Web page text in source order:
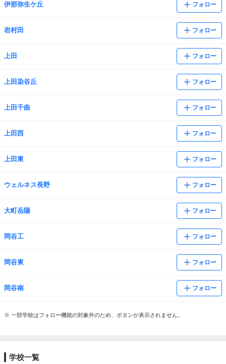
伊那弥生ケ丘 フォロー
岩村田 フォロー
上田 フォロー
上田染谷丘 フォロー
上田千曲 フォロー
上田西 フォロー
上田東 フォロー
ウェルネス長野 フォロー
大町岳陽 フォロー
岡谷工 フォロー
岡谷東 フォロー
岡谷南 フォロー
※ 一部学校はフォロー機能の対象外のため、ボタンが表示されません。
学校一覧